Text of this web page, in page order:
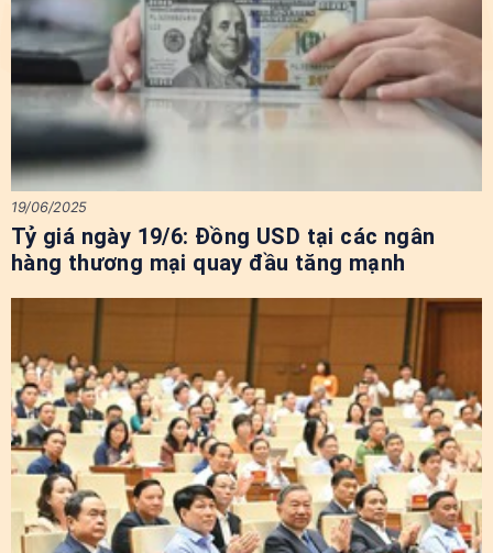
Tỷ giá ngày 19/6: Đồng USD tại các ngân
hàng thương mại quay đầu tăng mạnh
19/06/2025